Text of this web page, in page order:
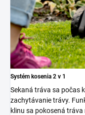
Systém kosenia 2 v 1
Sekaná tráva sa počas
zachytávanie trávy.
klinu sa pokosená